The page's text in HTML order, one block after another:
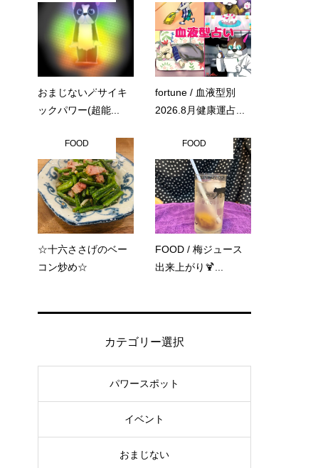
おまじない🪄サイキ
ックパワー(超能...
fortune / 血液型別
2026.8月健康運占...
FOOD
☆十六ささげのベー
コン炒め☆
FOOD
FOOD / 梅ジュース
出来上がり🍹...
カテゴリー選択
パワースポット
イベント
おまじない